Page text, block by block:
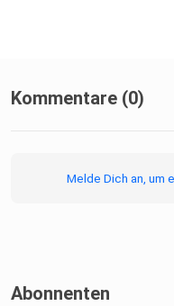
Kommentare (0)
Melde Dich an, um
Abonnenten